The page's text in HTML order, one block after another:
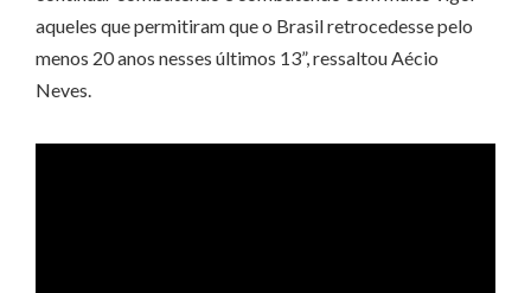
aqueles que permitiram que o Brasil retrocedesse pelo
menos 20 anos nesses últimos 13”, ressaltou Aécio
Neves.